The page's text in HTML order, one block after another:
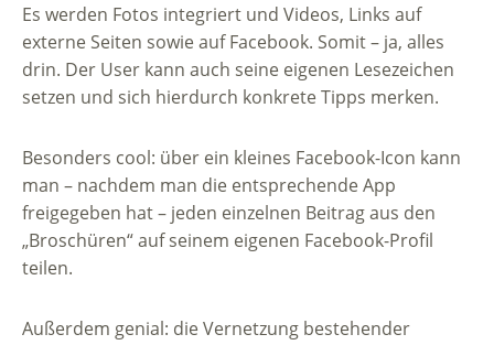
Es werden Fotos integriert und Videos, Links auf
externe Seiten sowie auf Facebook. Somit – ja, alles
drin. Der User kann auch seine eigenen Lesezeichen
setzen und sich hierdurch konkrete Tipps merken.
Besonders cool: über ein kleines Facebook-Icon kann
man – nachdem man die entsprechende App
freigegeben hat – jeden einzelnen Beitrag aus den
„Broschüren“ auf seinem eigenen Facebook-Profil
teilen.
Außerdem genial: die Vernetzung bestehender